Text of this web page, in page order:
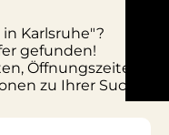
Karlsruhe"?
gefunden!
Öffnungszeiten,
zu Ihrer Suche.